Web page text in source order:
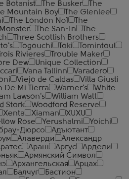
Botanist The Busker
The
Mountain Boy
The Glenlee
The London №1
The
Monster The San-In
The
Three Scottish Brothers
Togouchi Toki
Tomintoul
Trois Rivieres
Trouble Maker
Dew
Unique Collection
Vana Tallinn
Varadero
Viejo de Caldas
Villa Giusti
De Mi Tierra Warner's
White
Lawson's
William Watt
Stork
Woodford Reserve
Xenta Xiaman
XUXU
Rose Yerushalmi
Yoichi
Дюрсо
Адъютант
Алаверди
Александр
Араш Аргус
Ардели
Армянский Символ
Архангельская
Арцах
Балчуг
Бастион